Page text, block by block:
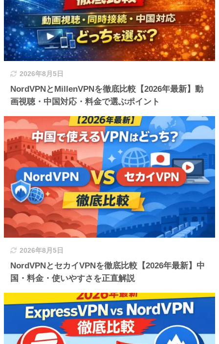
2026年8月5日
NordVPNとMillenVPNを徹底比較【2026年最新】動
画視聴・中国対応・料金で選ぶポイント
2026年8月5日
NordVPNとセカイVPNを徹底比較【2026年最新】中
国・料金・使いやすさを正直解説